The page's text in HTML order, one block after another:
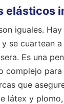
elásticos
iguales. Hay
se cuartean
Es una
complejo
que
látex y